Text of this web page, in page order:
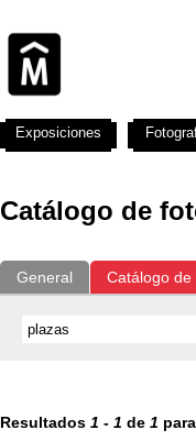
Catálogo de
General Catálogo
Resultados 1 - 1 de 1 para
Exposiciones